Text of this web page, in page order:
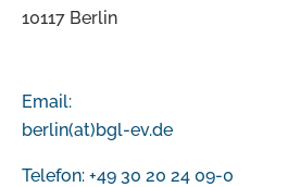
10117 Berlin
Email:
berlin(at)bgl-ev.de
Telefon: +49 30 20 24 09-0